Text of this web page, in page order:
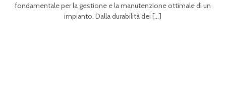
fondamentale per la gestione e la manutenzione ottimale di un
impianto. Dalla durabilità dei […]